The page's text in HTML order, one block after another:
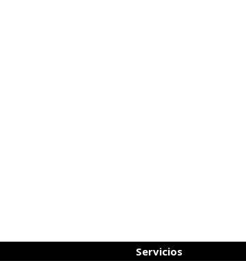
Servicios